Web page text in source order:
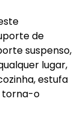
de
suspenso,
lugar,
estufa
torna-o